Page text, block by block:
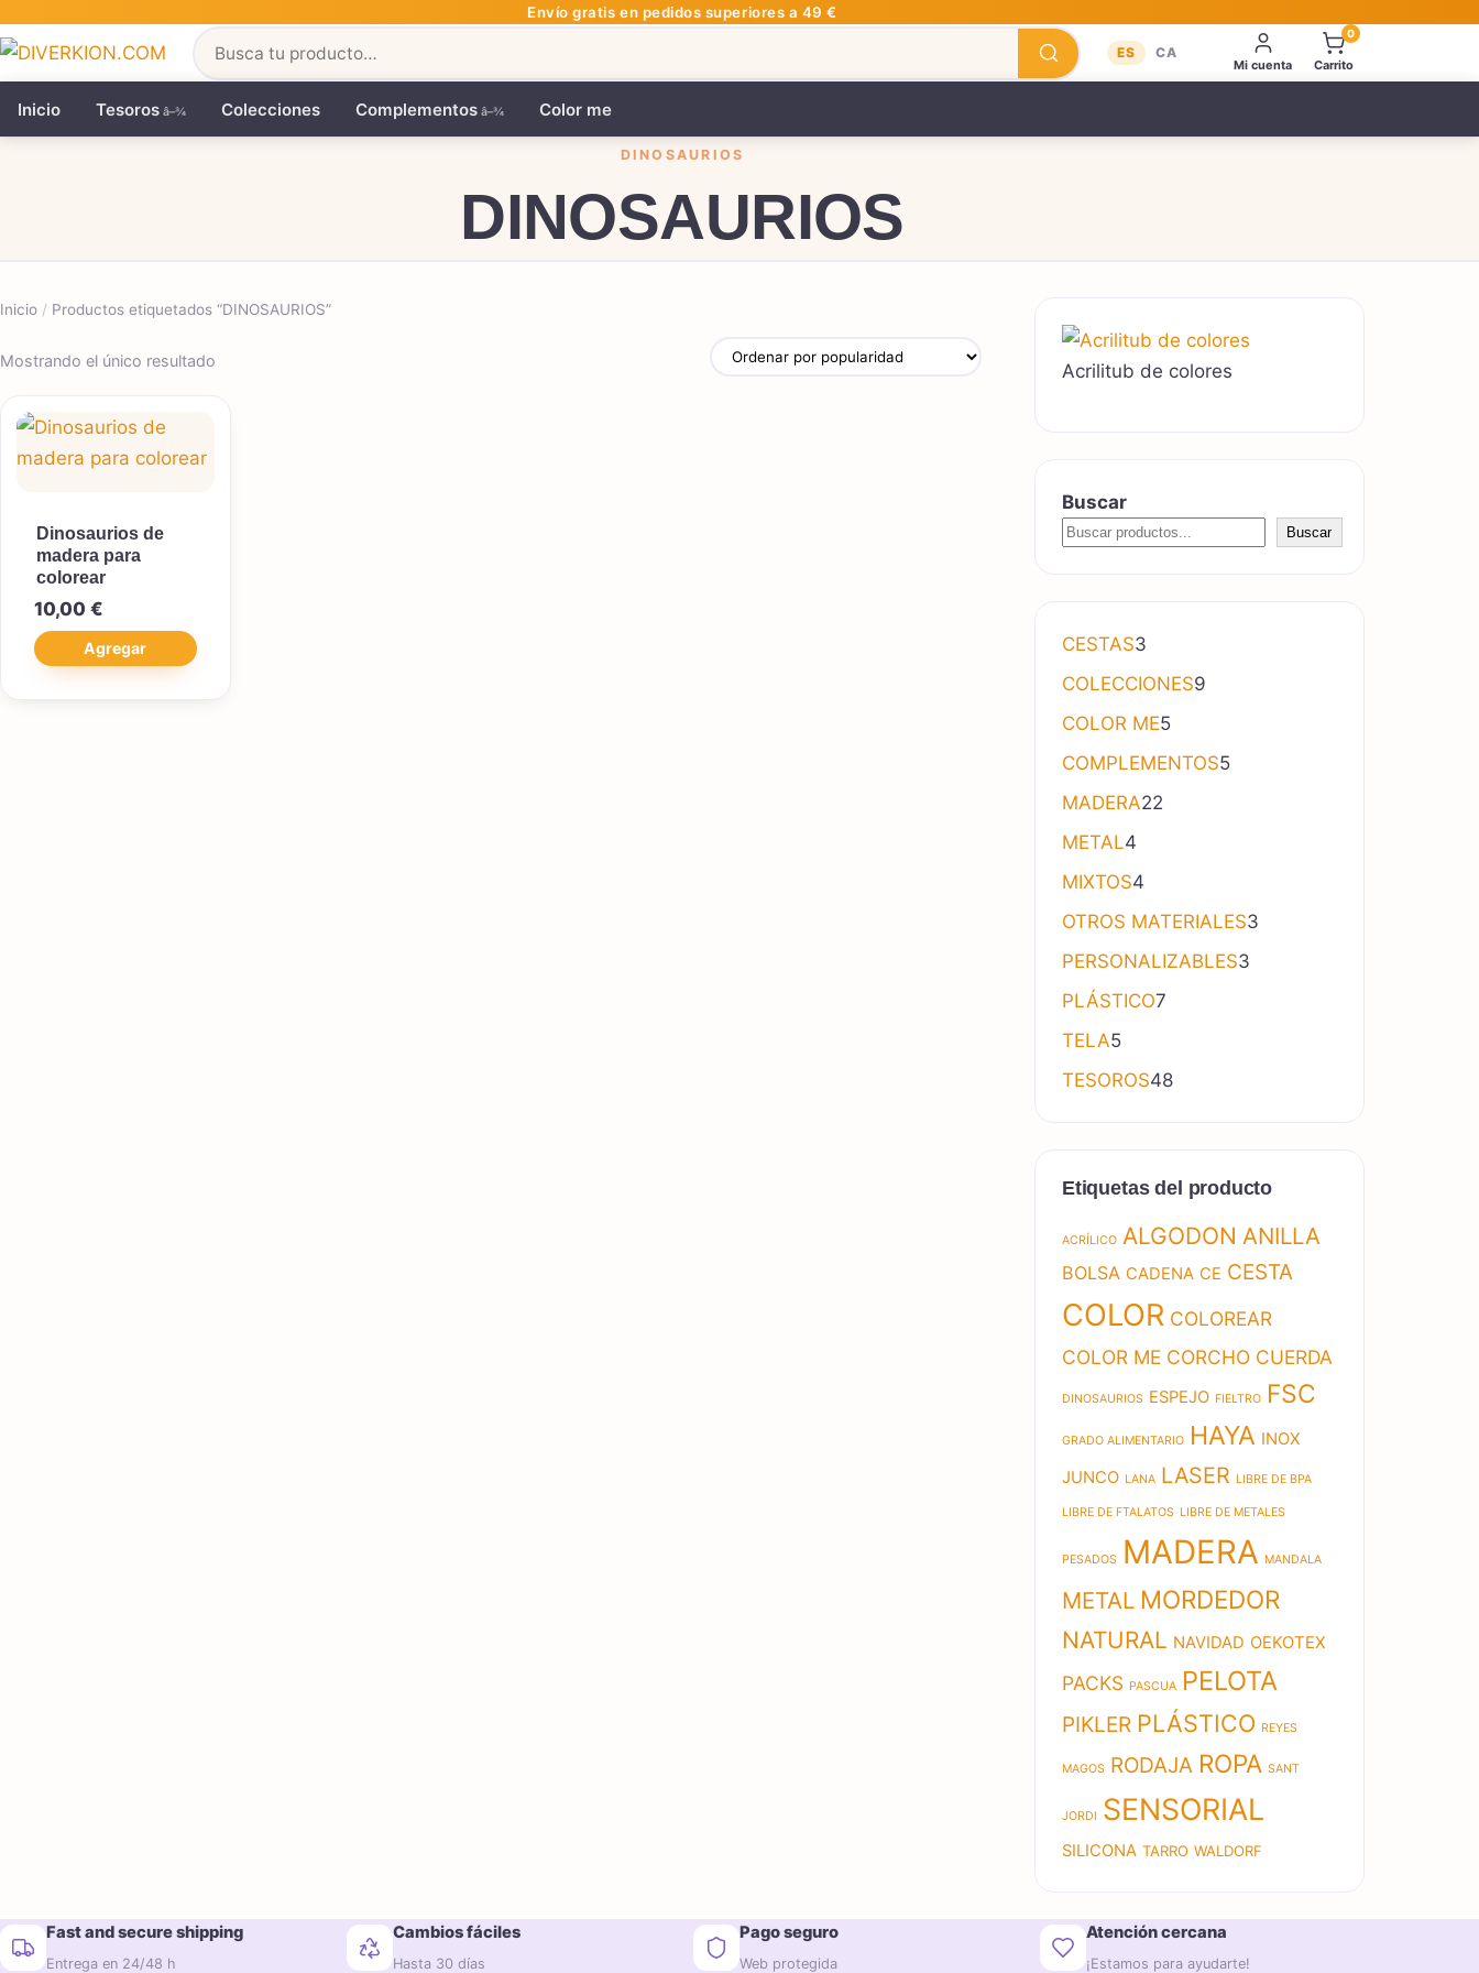
Envío gratis en pedidos superiores a 49 €
Buscar
ES CA
Mi cuenta Carrito
0
Inicio Tesoros Colecciones Complementos Color me
DINOSAURIOS
DINOSAURIOS
Inicio / Productos etiquetados “DINOSAURIOS”
Mostrando el único resultado
Dinosaurios de
madera para
colorear
10,00 €
Agregar
Acrilitub de colores
Buscar
Buscar
CESTAS3
COLECCIONES9
COLOR ME55 productos
COMPLEMENTOS55 productos
MADERA22
METAL4
MIXTOS4
OTROS MATERIALES3
PERSONALIZABLES3
PLÁSTICO7
TELA55 productos
TESOROS4848 productos
Etiquetas del producto
ACRÍLICO ALGODON ANILLA
BOLSA CADENA CE CESTA
COLOR COLOREAR
COLOR ME CORCHO CUERDA
DINOSAURIOS ESPEJO FIELTRO FSC
GRADO ALIMENTARIO HAYA INOX
JUNCO LANA LASER LIBRE DE BPA
LIBRE DE FTALATOS LIBRE DE METALES
PESADOS MADERA MANDALA
METAL MORDEDOR
NATURAL NAVIDAD OEKOTEX
PACKS PASCUA PELOTA
PIKLER PLÁSTICO REYES
MAGOS RODAJA ROPA SANT
JORDI SENSORIAL
SILICONA TARRO WALDORF
Fast and secure shipping
Entrega en 24/48 h
Cambios fáciles
Hasta 30 días
Pago seguro
Web protegida
Atención cercana
¡Estamos para ayudarte!